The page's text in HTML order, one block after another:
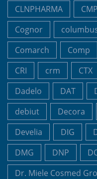
CLNPHARMA
CMP
Cognor
Comarch
Comp
CRI
crm CTX
Dadelo
DAT
debiut
Decora
Develia
DIG
DMG
DNP
Dr. Miele Cosmed